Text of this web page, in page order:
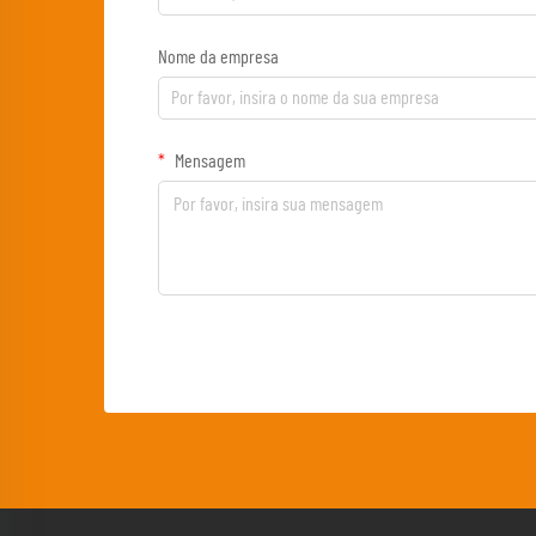
Nome da empresa
Mensagem